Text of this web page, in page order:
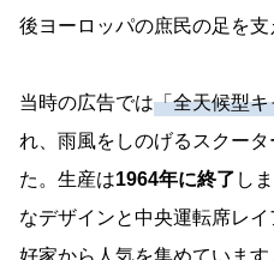
後ヨーロッパの庶民の足を支
当時の広告では「全天候型
れ、雨風をしのげるスクー
た。生産は1964年に終了 し
なデザインと中央運転席レ